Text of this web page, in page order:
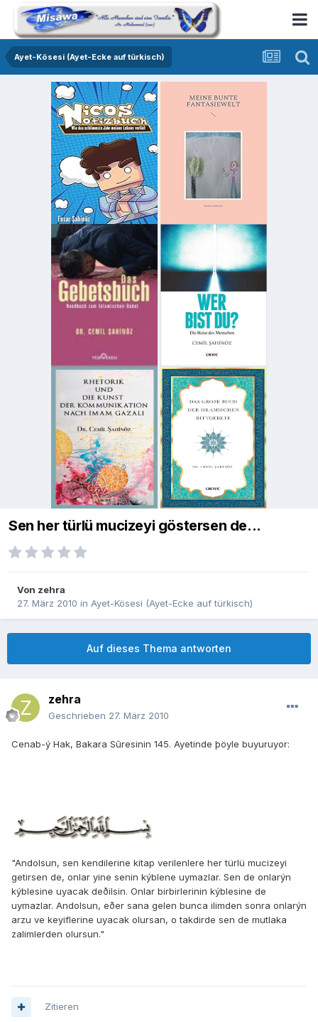
Ayet-Kösesi (Ayet-Ecke auf türkisch)
Sen her türlü mucizeyi göstersen de...
Von zehra
27. März 2010 in Ayet-Kösesi (Ayet-Ecke auf türkisch)
Auf dieses Thema antworten
zehra
Geschrieben 27. März 2010
Cenab-ý Hak, Bakara Sûresinin 145. Ayetinde þöyle buyuruyor:
"Andolsun, sen kendilerine kitap verilenlere her türlü mucizeyi
getirsen de, onlar yine senin kýblene uymazlar. Sen de onlarýn
kýblesine uyacak deðilsin. Onlar birbirlerinin kýblesine de
uymazlar. Andolsun, eðer sana gelen bunca ilimden sonra onlarýn
arzu ve keyiflerine uyacak olursan, o takdirde sen de mutlaka
zalimlerden olursun."
Zitieren